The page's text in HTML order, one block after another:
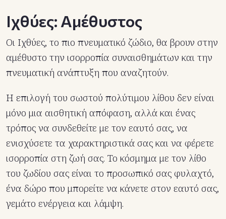
Ιχθύες: Αμέθυστος
Οι Ιχθύες, το πιο πνευματικό ζώδιο, θα βρουν στην
αμέθυστο την ισορροπία συναισθημάτων και την
πνευματική ανάπτυξη που αναζητούν.
Η επιλογή του σωστού πολύτιμου λίθου δεν είναι
μόνο μια αισθητική απόφαση, αλλά και ένας
τρόπος να συνδεθείτε με τον εαυτό σας, να
ενισχύσετε τα χαρακτηριστικά σας και να φέρετε
ισορροπία στη ζωή σας. Το κόσμημα με τον λίθο
του ζωδίου σας είναι το προσωπικό σας φυλαχτό,
ένα δώρο που μπορείτε να κάνετε στον εαυτό σας,
γεμάτο ενέργεια και λάμψη.